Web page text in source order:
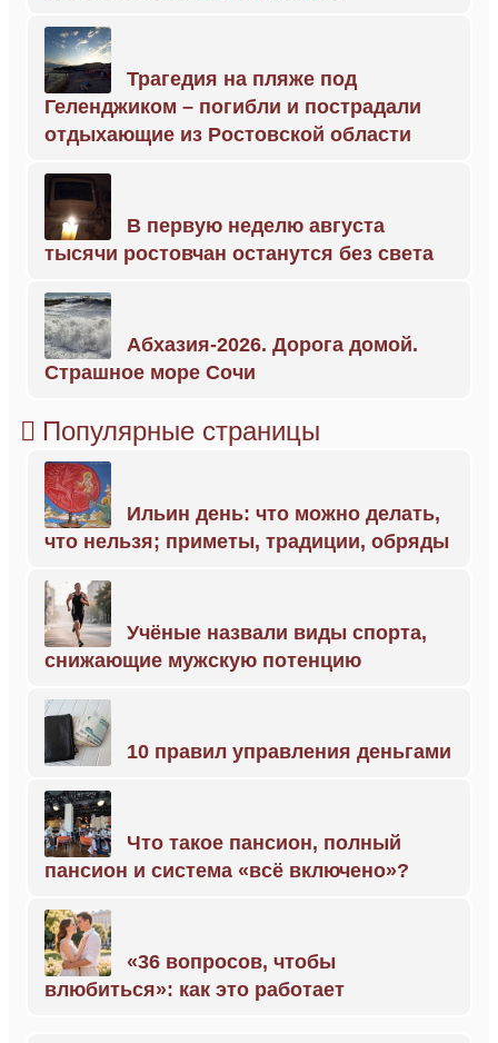
Трагедия на пляже под
Геленджиком – погибли и пострадали
отдыхающие из Ростовской области
В первую неделю августа
тысячи ростовчан останутся без света
Абхазия-2026. Дорога домой.
Страшное море Сочи
Популярные страницы
Ильин день: что можно делать,
что нельзя; приметы, традиции, обряды
Учёные назвали виды спорта,
снижающие мужскую потенцию
10 правил управления деньгами
Что такое пансион, полный
пансион и система «всё включено»?
«36 вопросов, чтобы
влюбиться»: как это работает